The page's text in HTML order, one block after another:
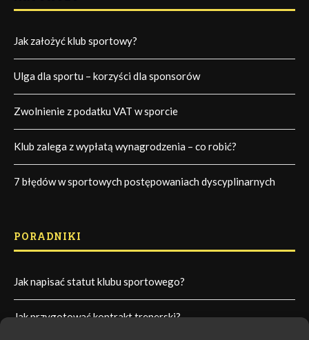
Jak założyć klub sportowy?
Ulga dla sportu – korzyści dla sponsorów
Zwolnienie z podatku VAT w sporcie
Klub zalega z wypłatą wynagrodzenia – co robić?
7 błędów w sportowych postępowaniach dyscyplinarnych
PORADNIKI
Jak napisać statut klubu sportowego?
Jak przygotować kontrakt trenerski?